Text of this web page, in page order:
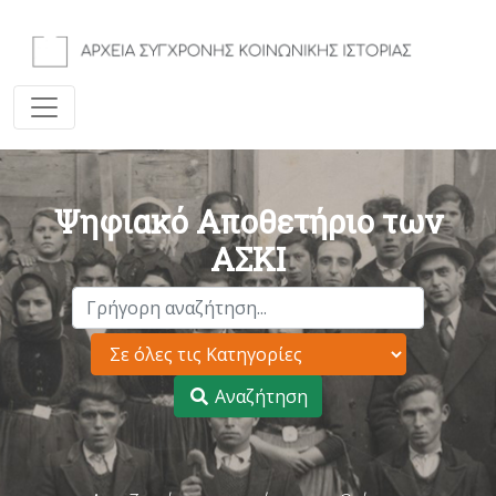
Ψηφιακό Αποθετήριο των
ΑΣΚΙ
Αναζήτηση